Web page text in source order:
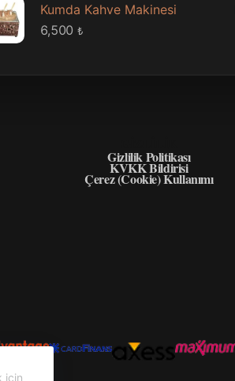
için
Kumda Kahve Makinesi
6,500 ₺
Gizlilik Politikası
KVKK Bildirisi
Çerez (Cookie) Kullanımı